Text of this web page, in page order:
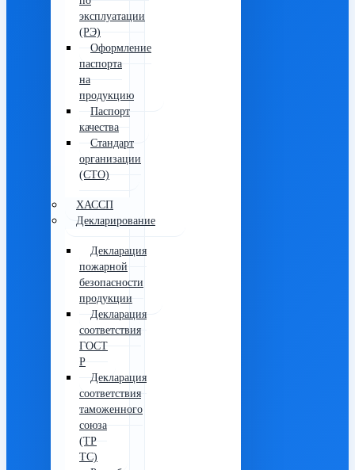
эксплуатации
(РЭ)
Оформление
паспорта
на
продукцию
Паспорт
качества
Стандарт
организации
(СТО)
ХАССП
Декларирование
Декларация
пожарной
безопасности
продукции
Декларация
соответствия
ГОСТ
Р
Декларация
соответствия
таможенного
союза
(ТР
ТС)